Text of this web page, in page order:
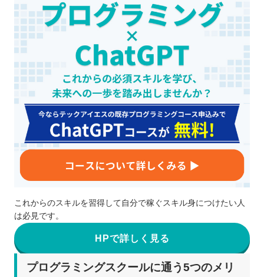
これからのスキルを習得して自分で稼ぐスキル身につけたい人
は必見です。
HPで詳しく見る
プログラミングスクールに通う5つのメリ